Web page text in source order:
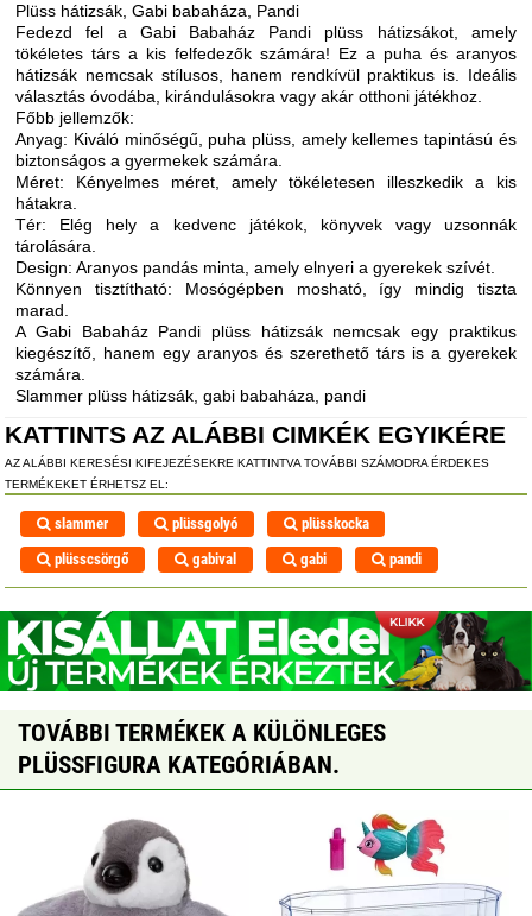
Plüss hátizsák, Gabi babaháza, Pandi
Fedezd fel a Gabi Babaház Pandi plüss hátizsákot, amely
tökéletes társ a kis felfedezők számára! Ez a puha és aranyos
hátizsák nemcsak stílusos, hanem rendkívül praktikus is. Ideális
választás óvodába, kirándulásokra vagy akár otthoni játékhoz.
Főbb jellemzők:
Anyag: Kiváló minőségű, puha plüss, amely kellemes tapintású és
biztonságos a gyermekek számára.
Méret: Kényelmes méret, amely tökéletesen illeszkedik a kis
hátakra.
Tér: Elég hely a kedvenc játékok, könyvek vagy uzsonnák
tárolására.
Design: Aranyos pandás minta, amely elnyeri a gyerekek szívét.
Könnyen tisztítható: Mosógépben mosható, így mindig tiszta
marad.
A Gabi Babaház Pandi plüss hátizsák nemcsak egy praktikus
kiegészítő, hanem egy aranyos és szerethető társ is a gyerekek
számára.
Slammer plüss hátizsák, gabi babaháza, pandi
KATTINTS AZ ALÁBBI CIMKÉK EGYIKÉRE
AZ ALÁBBI KERESÉSI KIFEJEZÉSEKRE KATTINTVA TOVÁBBI SZÁMODRA ÉRDEKES
TERMÉKEKET ÉRHETSZ EL:
slammer plüssgolyó
plüsskocka
plüsscsörgő
gabival gabi pandi
TOVÁBBI TERMÉKEK A KÜLÖNLEGES
PLÜSSFIGURA KATEGÓRIÁBAN.